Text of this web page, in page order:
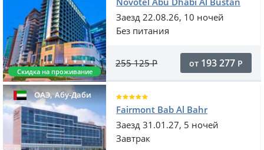
Скидка на проживание
Заезд 22.08.26, 10 ночей
Без питания
255 125Р от 193 277 Р
ОАЭ,Абу-Даби
Fairmont Bab Al Bahr
Заезд 31.01.27, 5 ночей
Завтрак